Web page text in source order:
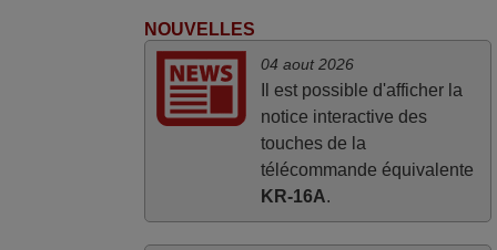
NOUVELLES
04 aout 2026
Il est possible d'afficher la
notice interactive des
touches de la
télécommande équivalente
KR-16A.